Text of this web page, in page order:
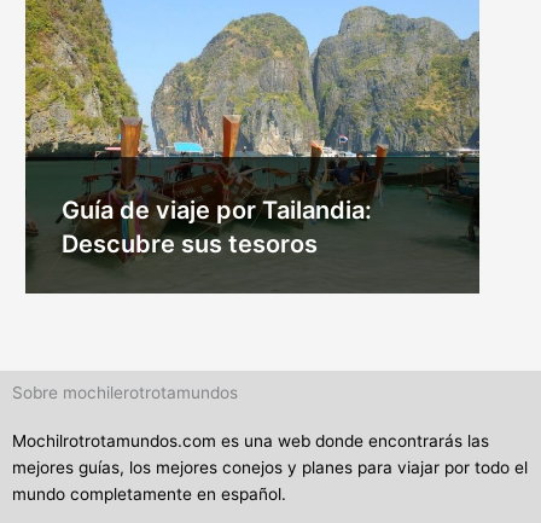
Guía de viaje por Tailandia:
Descubre sus tesoros
Sobre mochilerotrotamundos
Mochilrotrotamundos.com es una web donde encontrarás las
mejores guías, los mejores conejos y planes para viajar por todo el
mundo completamente en español.